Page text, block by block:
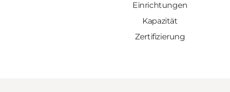
Einrichtungen
Kapazität
Zertifizierung